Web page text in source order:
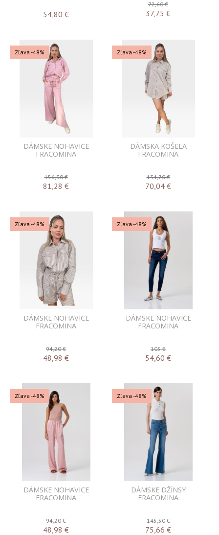
54,80 €
72,60 €
37,75 €
Zľava -48%
DÁMSKE NOHAVICE
FRACOMINA
156,30 €
81,28 €
Zľava -48%
DÁMSKA KOŠELA
FRACOMINA
134,70 €
70,04 €
Zľava -48%
DÁMSKE NOHAVICE
FRACOMINA
94,20 €
48,98 €
Zľava -48%
DÁMSKE NOHAVICE
FRACOMINA
105 €
54,60 €
Zľava -48%
DÁMSKE NOHAVICE
FRACOMINA
94,20 €
48,98 €
Zľava -48%
DÁMSKE DŽÍNSY
FRACOMINA
145,50 €
75,66 €